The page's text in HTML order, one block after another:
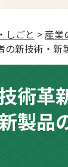
しごと >産業
新技術・新
技術
製品